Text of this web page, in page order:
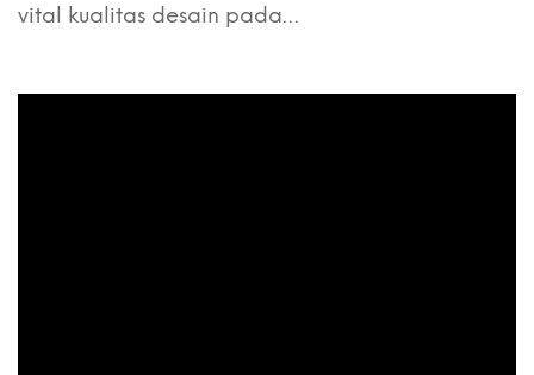
vital kualitas desain pada…